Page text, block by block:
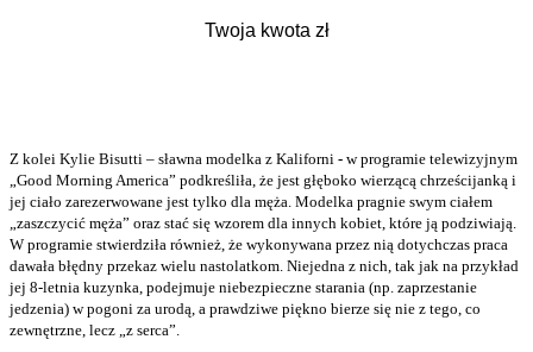
Z kolei Kylie Bisutti – sławna modelka z Kaliforni - w programie telewizyjnym
„Good Morning America” podkreśliła, że jest głęboko wierzącą chrześcijanką i
jej ciało zarezerwowane jest tylko dla męża. Modelka pragnie swym ciałem
„zaszczycić męża” oraz stać się wzorem dla innych kobiet, które ją podziwiają.
W programie stwierdziła również, że wykonywana przez nią dotychczas praca
dawała błędny przekaz wielu nastolatkom. Niejedna z nich, tak jak na przykład
jej 8-letnia kuzynka, podejmuje niebezpieczne starania (np. zaprzestanie
jedzenia) w pogoni za urodą, a prawdziwe piękno bierze się nie z tego, co
zewnętrzne, lecz „z serca”.